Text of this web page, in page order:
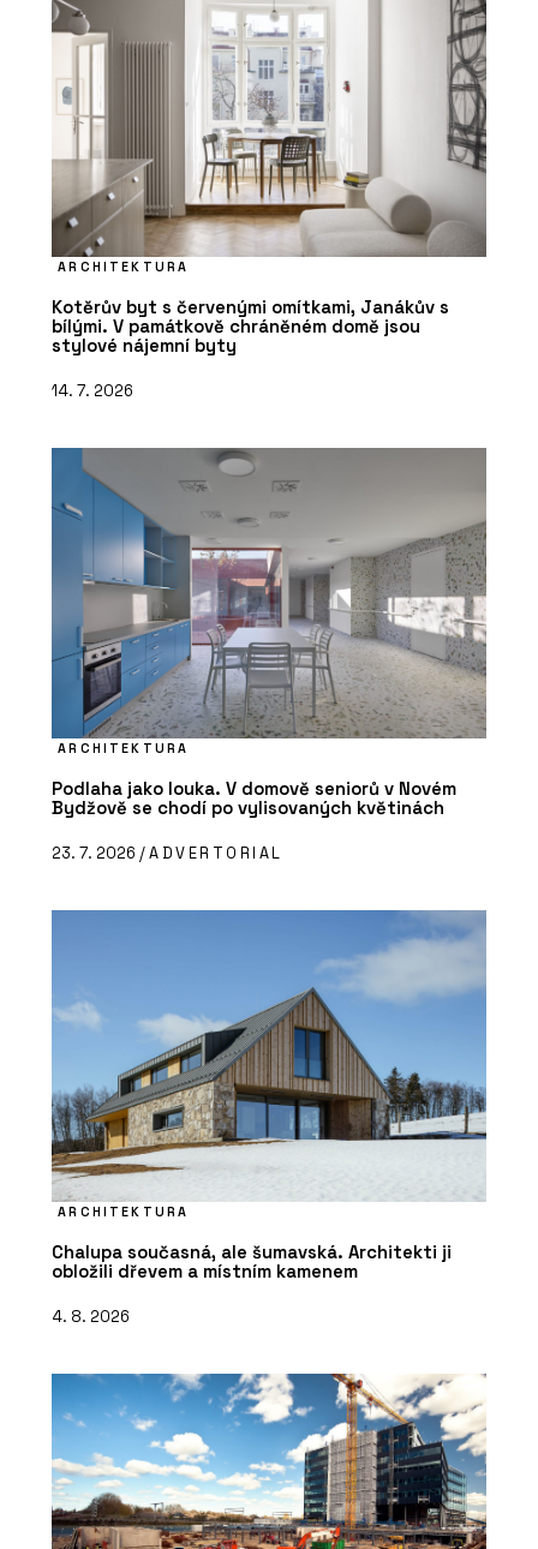
ARCHITEKTURA
Kotěrův byt s červenými omítkami, Janákův s
bílými. V památkově chráněném domě jsou
stylové nájemní byty
14. 7. 2026
ARCHITEKTURA
Podlaha jako louka. V domově seniorů v Novém
Bydžově se chodí po vylisovaných květinách
23. 7. 2026 /ADVERTORIAL
ARCHITEKTURA
Chalupa současná, ale šumavská. Architekti ji
obložili dřevem a místním kamenem
4. 8. 2026